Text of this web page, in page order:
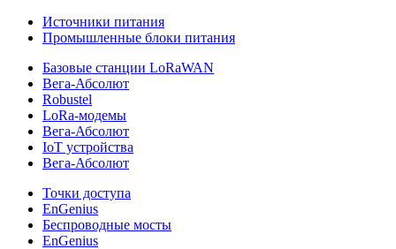
Источники питания
Промышленные блоки питания
Базовые станции LoRaWAN
Вега-Абсолют
Robustel
LoRa-модемы
Вега-Абсолют
IoT устройства
Вега-Абсолют
Точки доступа
EnGenius
Беспроводные мосты
EnGenius